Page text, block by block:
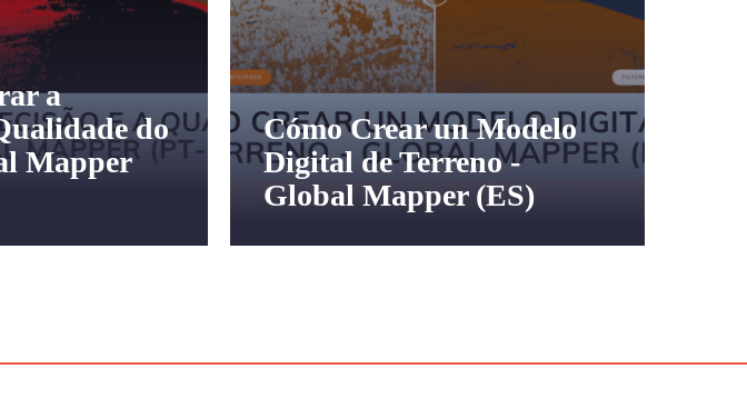
a
do
Mapper
Cómo Crear un Modelo
Digital de Terreno -
Global Mapper (ES)